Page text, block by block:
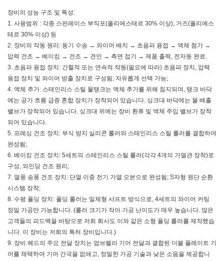
장비의 성능 구조 및 특성:
1. 사용범위 : 각종 스펀레이스 부직포(폴리에스테르 30% 이상), 거즈(폴리에스
테르 30% 이상) 등
2. 장비의 작동 원리: 동기 수송 → 와이어 배치 → 초음파 용접 → 액체 첨가 →
압력 건조 → 베이킹 → 건조 → 견인 → 측면 접기 → 제품 출력, 전자동 완료.
3. 초음파 용접 장치: 간헐적 또는 연속적 작동(필요에 따라) 초음파 장치, 압력
용접 장치 및 와이어 방출 장치로 구성됨; 자유롭게 선택 가능;
4. 액체 추가: 스테인리스 스틸 물탱크는 액체 추가를 위해 침지되며, 탱크 바닥
에는 공기 흐름 급증 혼합 장치가 장착되어 있습니다. 싱크대 바닥에는 물 배출
밸브가 장착되어 있습니다. 싱크대 위에는 장비 환류 및 액체 주입 밸브가 장착
되어 있습니다.
5. 프레싱 건조 장치: 부식 방지 실리콘 롤러와 스테인리스 스틸 롤러를 결합하여
완성됨;
6. 베이킹 건조 장치: 5세트의 스테인리스 스틸 롤러(각각 4개의 가열관 장착)로
구성, 와인딩 건조 원리;
7. 열풍 송풍 건조 장치: 단열 이중 전기 가열 오븐으로 완성됨; S자형 원단 순환
시스템 장착;
8. 수평 폴딩 장치: 폴딩 롤러는 일체형 샤프트 방식으로, 4세트의 와이어 커팅
정밀 가공만 가능합니다. (롤러 크기가 작아 가공 난이도가 매우 높습니다. 많은
고객들의 피드백을 바탕으로 저희 회사도 이와 같은 소형 폴딩 롤러를 제작했습
니다. 이 장비는 저희의 특허 장비입니다.)
9. 장비 헤드의 주요 전달 장치는 엄브렐라 기어 전달과 결합된 더블 플레이트 기
어를 채택하여 기어 간극을 없애고, 정밀한 가공 기술과 낮은 소음을 제공합니